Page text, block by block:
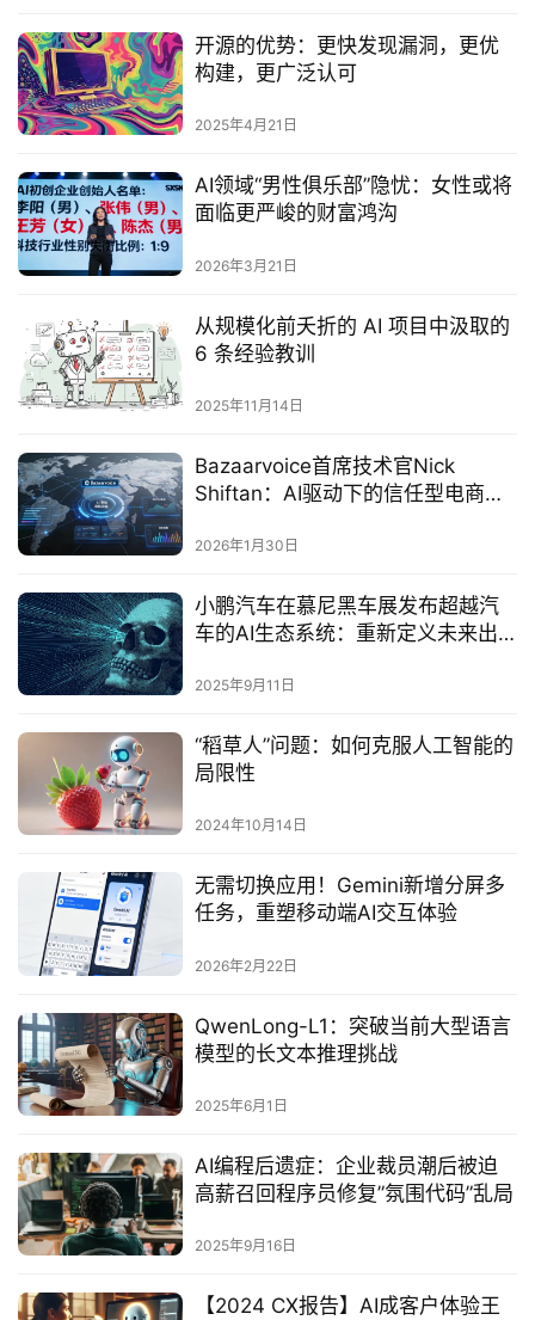
开源的优势：更快发现漏洞，更优
构建，更广泛认可
2025年4月21日
AI领域“男性俱乐部”隐忧：女性或将
面临更严峻的财富鸿沟
2026年3月21日
从规模化前夭折的 AI 项目中汲取的
6 条经验教训
2025年11月14日
Bazaarvoice首席技术官Nick
Shiftan：AI驱动下的信任型电商内
2026年1月30日
小鹏汽车在慕尼黑车展发布超越汽
车的AI生态系统：重新定义未来出
2025年9月11日
“稻草人”问题：如何克服人工智能的
局限性
2024年10月14日
无需切换应用！Gemini新增分屏多
任务，重塑移动端AI交互体验
2026年2月22日
QwenLong-L1：突破当前大型语言
模型的长文本推理挑战‌
2025年6月1日
AI编程后遗症：企业裁员潮后被迫
高薪召回程序员修复”氛围代码”乱局‌
2025年9月16日
【2024 CX报告】AI成客户体验王